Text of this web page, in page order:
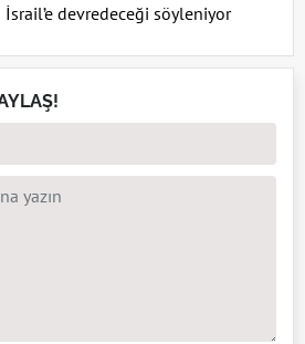
devredeceği söyleniyor